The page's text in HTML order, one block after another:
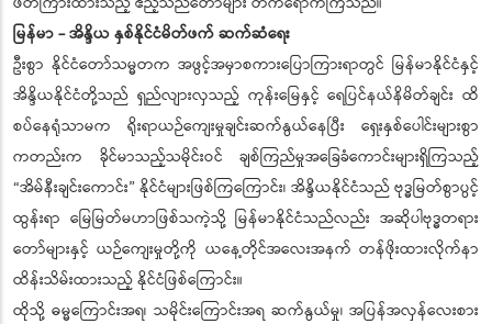
မြန်မာ - အိန္ဒိယ နှစ်နိုင်ငံမိတ်ဖက် ဆက်ဆံရေး
ဦးစွာ နိုင်ငံတော်သမ္မတက အဖွင့်အမှာစကားပြောကြားရာတွင် မြန်မာနိုင်ငံနှင့်
အိန္ဒိယနိုင်ငံတို့သည် ရှည်လျားလှသည့် ကုန်းမြေနှင့် ရေပြင်နယ်နိမိတ်ချင်း ထိ
စပ်နေရုံသာမက ရိုးရာယဉ်ကျေးမှုချင်းဆက်နွယ်နေပြီး ရှေးနှစ်ပေါင်းများစွာ
ကတည်းက ခိုင်မာသည့်သမိုင်းဝင် ချစ်ကြည်မှုအခြေခံကောင်းများရှိကြသည့်
“အိမ်နီးချင်းကောင်း” နိုင်ငံများဖြစ်ကြကြောင်း၊ အိန္ဒိယနိုင်ငံသည် ဗုဒ္ဓမြတ်စွာပွင့်
ထွန်းရာ မြေမြတ်မဟာဖြစ်သကဲ့သို့ မြန်မာနိုင်ငံသည်လည်း အဆိုပါဗုဒ္ဓတရား
တော်များနှင့် ယဉ်ကျေးမှုတို့ကို ယနေ့တိုင်အလေးအနက် တန်ဖိုးထားလိုက်နာ
ထိန်းသိမ်းထားသည့် နိုင်ငံဖြစ်ကြောင်း။
ထိုသို့ ဓမ္မကြောင်းအရ၊ သမိုင်းကြောင်းအရ ဆက်နွယ်မှု၊ အပြန်အလှန်လေးစား